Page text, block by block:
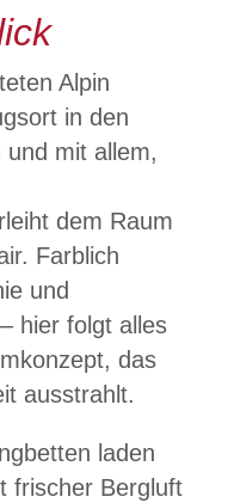
Alpin
in den
mit allem,
dem Raum
Farblich
und
hier folgt alles
das
ausstrahlt.
laden
frischer Bergluft